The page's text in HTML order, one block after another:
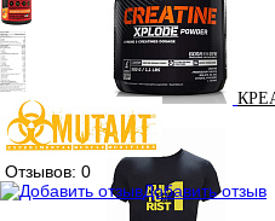
KETO
Отзывов: 0
Добавить отзыв